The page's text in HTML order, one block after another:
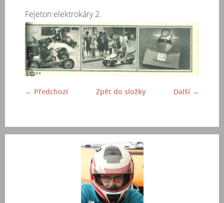
Fejeton elektrokáry 2.
← Předchozí Další →
Zpět do složky